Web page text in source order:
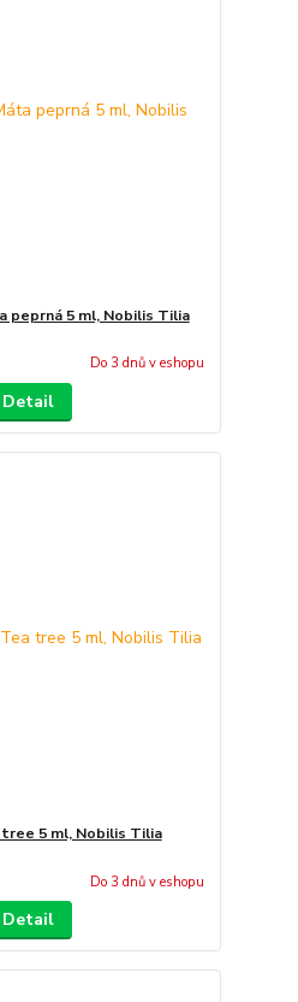
peprná 5 ml, Nobilis Tilia
Do 3 dnů v eshopu
Detail
5 ml, Nobilis Tilia
Do 3 dnů v eshopu
Detail